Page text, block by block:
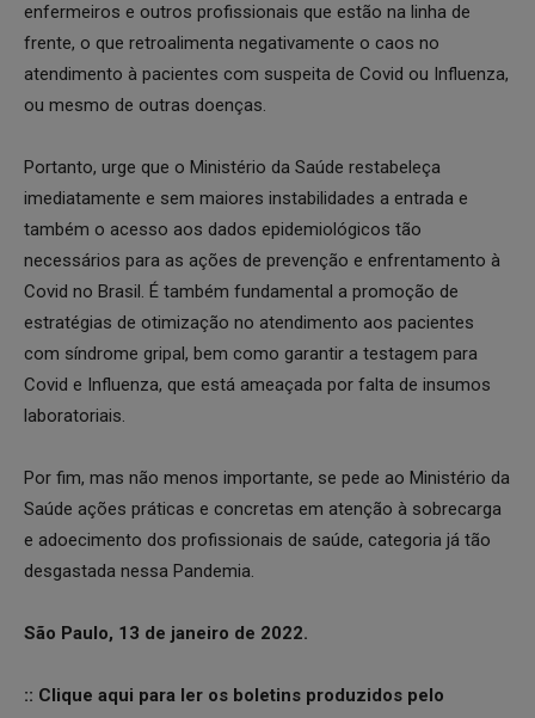
enfermeiros e outros profissionais que estão na linha de
frente, o que retroalimenta negativamente o caos no
atendimento à pacientes com suspeita de Covid ou Influenza,
ou mesmo de outras doenças.
Portanto, urge que o Ministério da Saúde restabeleça
imediatamente e sem maiores instabilidades a entrada e
também o acesso aos dados epidemiológicos tão
necessários para as ações de prevenção e enfrentamento à
Covid no Brasil. É também fundamental a promoção de
estratégias de otimização no atendimento aos pacientes
com síndrome gripal, bem como garantir a testagem para
Covid e Influenza, que está ameaçada por falta de insumos
laboratoriais.
Por fim, mas não menos importante, se pede ao Ministério da
Saúde ações práticas e concretas em atenção à sobrecarga
e adoecimento dos profissionais de saúde, categoria já tão
desgastada nessa Pandemia.
São Paulo, 13 de janeiro de 2022.
:: Clique aqui para ler os boletins produzidos pelo